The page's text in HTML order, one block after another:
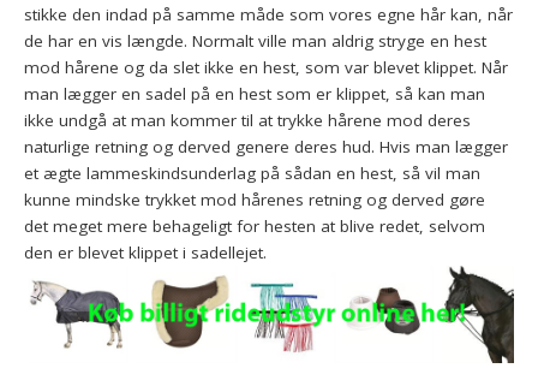
stikke den indad på samme måde som vores egne hår kan, når
de har en vis længde. Normalt ville man aldrig stryge en hest
mod hårene og da slet ikke en hest, som var blevet klippet. Når
man lægger en sadel på en hest som er klippet, så kan man
ikke undgå at man kommer til at trykke hårene mod deres
naturlige retning og derved genere deres hud. Hvis man lægger
et ægte lammeskindsunderlag på sådan en hest, så vil man
kunne mindske trykket mod hårenes retning og derved gøre
det meget mere behageligt for hesten at blive redet, selvom
den er blevet klippet i sadellejet.